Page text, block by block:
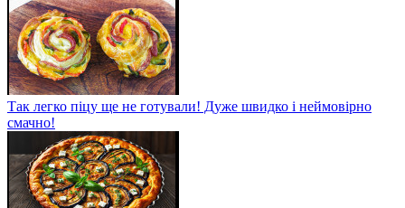
Так легко піцу ще не готували! Дуже швидко і неймовірно
смачно!